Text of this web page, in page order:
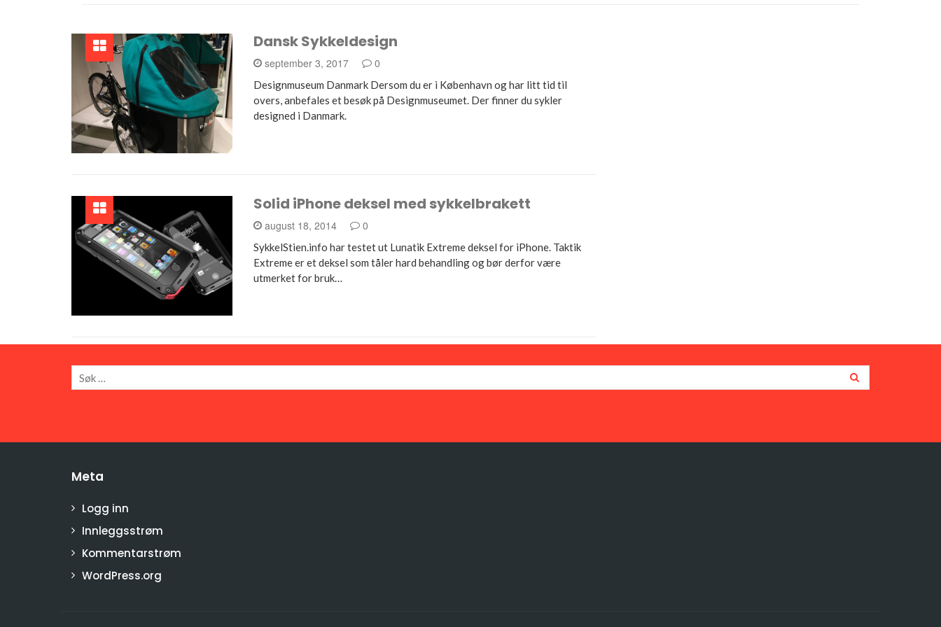
Dansk Sykkeldesign
september 3, 2017 0
Designmuseum Danmark Dersom du er i København og har litt tid til
overs, anbefales et besøk på Designmuseumet. Der finner du sykler
designed i Danmark.
Solid iPhone deksel med sykkelbrakett
august 18, 2014 0
SykkelStien.info har testet ut Lunatik Extreme deksel for iPhone. Taktik
Extreme er et deksel som tåler hard behandling og bør derfor være
utmerket for bruk…
Meta
Logg inn
Innleggsstrøm
Kommentarstrøm
WordPress.org